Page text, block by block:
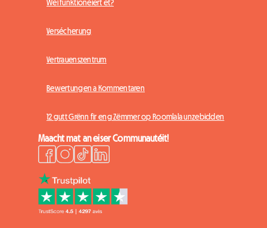
Wéi funktionéiert et?
Versécherung
Vertrauenszentrum
Bewertungen a Kommentaren
12 gutt Grënn fir eng Zëmmer op Roomlala unzebidden
Maacht mat an eiser Communautéit!